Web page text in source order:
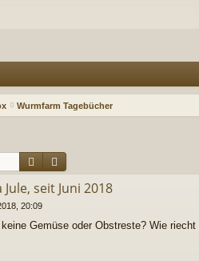
Wurmfarm Tagebücher
Suche
seit Juni 2018
20:09
Gemüse oder Obstreste? Wie riecht